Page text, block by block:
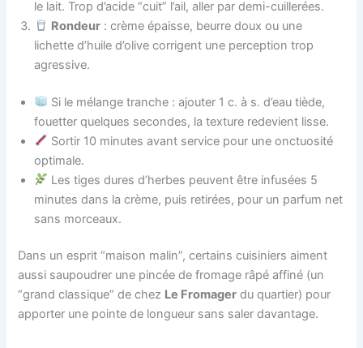
le lait. Trop d’acide “cuit” l’ail, aller par demi-cuillerées.
Rondeur : crème épaisse, beurre doux ou une
lichette d’huile d’olive corrigent une perception trop
agressive.
Si le mélange tranche : ajouter 1 c. à s. d’eau tiède,
fouetter quelques secondes, la texture redevient lisse.
Sortir 10 minutes avant service pour une onctuosité
optimale.
Les tiges dures d’herbes peuvent être infusées 5
minutes dans la crème, puis retirées, pour un parfum net
sans morceaux.
Dans un esprit “maison malin”, certains cuisiniers aiment
aussi saupoudrer une pincée de fromage râpé affiné (un
“grand classique” de chez Le Fromager du quartier) pour
apporter une pointe de longueur sans saler davantage.